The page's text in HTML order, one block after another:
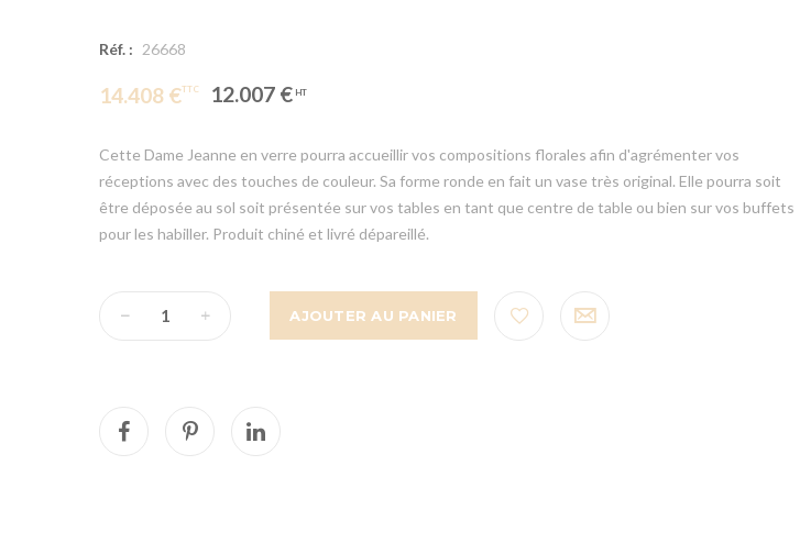
Réf. : 26668
14.408 € 12.007 €
Cette Dame Jeanne en verre pourra accueillir vos compositions florales afin d'agrémenter vos
réceptions avec des touches de couleur. Sa forme ronde en fait un vase très original. Elle pourra soit
être déposée au sol soit présentée sur vos tables en tant que centre de table ou bien sur vos buffets
pour les habiller. Produit chiné et livré dépareillé.
AJOUTER AU PANIER